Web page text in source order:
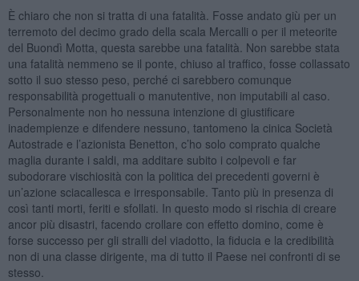
È chiaro che non si tratta di una fatalità. Fosse andato giù per un
terremoto del decimo grado della scala Mercalli o per il meteorite
del Buondì Motta, questa sarebbe una fatalità. Non sarebbe stata
una fatalità nemmeno se il ponte, chiuso al traffico, fosse collassato
sotto il suo stesso peso, perché ci sarebbero comunque
responsabilità progettuali o manutentive, non imputabili al caso.
Personalmente non ho nessuna intenzione di giustificare
inadempienze e difendere nessuno, tantomeno la cinica Società
Autostrade e l’azionista Benetton, c’ho solo comprato qualche
maglia durante i saldi, ma additare subito i colpevoli e far
subodorare vischiosità con la politica dei precedenti governi è
un’azione sciacallesca e irresponsabile. Tanto più in presenza di
così tanti morti, feriti e sfollati. In questo modo si rischia di creare
ancor più disastri, facendo crollare con effetto domino, come è
forse successo per gli stralli del viadotto, la fiducia e la credibilità
non di una classe dirigente, ma di tutto il Paese nei confronti di se
stesso.